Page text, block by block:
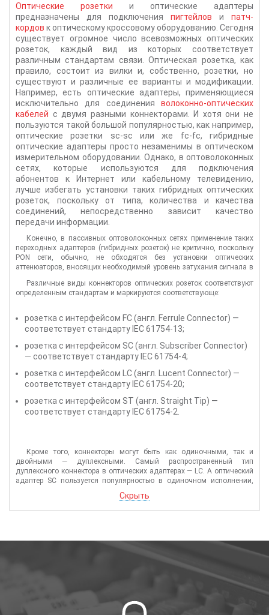
Оптические розетки и оптические адаптеры
предназначены для подключения пигтейлов и патч-
кордов к оптическому кроссовому оборудованию. Сегодня
существует огромное число всевозможных оптических
розеток, каждый вид из которых соответствует
различным стандартам связи. Оптическая розетка, как
правило, состоит из вилки и, собственно, розетки, но
существуют и различные ее варианты и модификации.
Например, есть оптические адаптеры, применяющиеся
исключительно для соединения волоконно-оптических
кабелей с двумя разными коннекторами. И хотя они не
пользуются такой большой популярностью, как например,
оптические розетки sc-sc или же fc-fc, гибридные
оптические адаптеры просто незаменимы в оптическом
измерительном оборудовании. Однако, в оптоволоконных
сетях, которые используются для подключения
абонентов к Интернет или кабельному телевидению,
лучше избегать установки таких гибридных оптических
розеток, поскольку от типа, количества и качества
соединений, непосредственно зависит качество
передачи информации.
Конечно, в пассивных оптоволоконных сетях применение таких
переходных адаптеров (гибридных розеток) не критично, поскольку
PON сети, обычно, не обходятся без установки оптических
аттенюаторов, вносящих необходимый уровень затухания сигнала в
может достигать несколько километров, добавление к сигналу
лишних децибел посредством установки гибридных адаптеров,
Оптическая розетка, чаще всего, изготавливается из термостойкого
пластика цилиндрической формы, в центре которого располагается
сквозное отверстие для оптического волокна. При этом, материал
наконечника — это высокопрочная и удароустойчивая
металлокерамика, которая не подвержена негативным
температурным воздействиям. Крепление волокна в оптическом
адаптере происходит посредством приклеивания его
непосредственно к гильзе.
Различные виды коннекторов оптических розеток соответствуют
определенным стандартам и маркируются соответствующе:
розетка с интерфейсом FC (англ. Ferrule Connector) —
соответствует стандарту IEC 61754-13;
розетка с интерфейсом SC (англ. Subscriber Connector)
— соответствует стандарту IEC 61754-4;
розетка с интерфейсом LC (англ. Lucent Connector) —
соответствует стандарту IEC 61754-20;
розетка с интерфейсом ST (англ. Straight Tip) —
соответствует стандарту IEC 61754-2.
Кроме того, коннекторы могут быть как одиночными, так и
двойными — дуплексными. Самый распространенный тип
дуплексного коннектора в оптических адаптерах — LC. А оптический
адаптер SC пользуется популярностью в одиночном исполнении,
и одиночные адаптеры, помимо вышесказанного, отличаются и
полировкой. Коннекторы оптических розеток, которые имеют
кабельного телевидения, поскольку отражают лазер не в сердцевину
Скрыть